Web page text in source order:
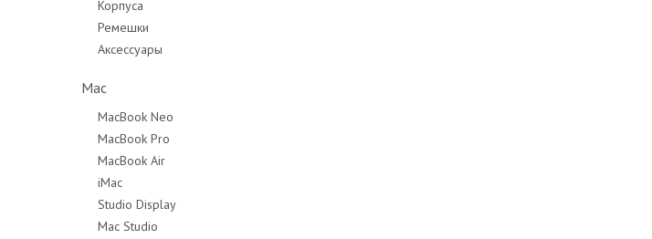
Корпуса
Ремешки
Аксессуары
Mac
MacBook Neo
MacBook Pro
MacBook Pro 14"
MacBook Pro 16"
MacBook Air
iMac
Studio Display
Mac Studio